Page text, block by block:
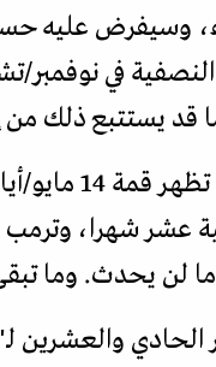
وسيفرض
في نوفمبر/
قد يستتبع ذلك من
لذلك
عشر شهرا،
يحدث. وما تبقى